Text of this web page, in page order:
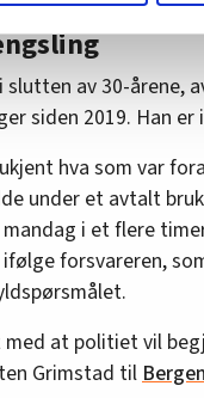
i oversikten
slutten av 30-årene,
siden 2019. Han er
hva som var
under et avtalt
mandag i et flere
forsvareren,
med at politiet vil
Grimstad til